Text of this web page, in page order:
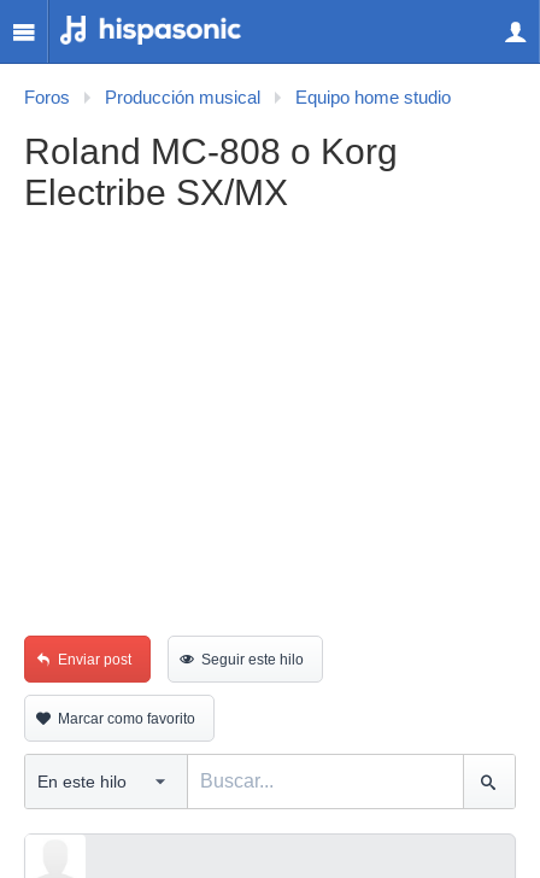
Foros Producción musical Equipo home studio
Roland MC-808 o Korg
Electribe SX/MX
Enviar post Seguir este hilo
Marcar como favorito